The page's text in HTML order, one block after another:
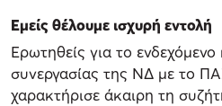
Εμείς θέλουμε ισχυρή εντολή
Ερωτηθείς για το
συνεργασίας της ΝΔ με το
χαρακτήρισε άκαιρη τη